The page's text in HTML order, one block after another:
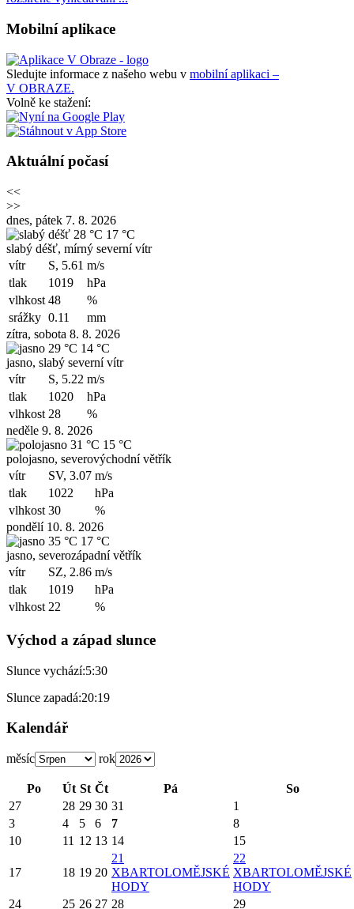
Mobilní aplikace
Sledujte informace z našeho webu v mobilní aplikaci –
V OBRAZE.
Volně ke stažení:
Aktuální počasí
<<
>>
dnes, pátek 7. 8. 2026
28 °C 17 °C
slabý déšť, mírný severní vítr
vítr
S, 5.61 m/s
tlak
1019
hPa
vlhkost 48
%
srážky 0.11
mm
zítra, sobota 8. 8. 2026
29 °C 14 °C
jasno, slabý severní vítr
vítr
S, 5.22 m/s
tlak
1020
hPa
vlhkost 28
%
neděle 9. 8. 2026
31 °C 15 °C
polojasno, severovýchodní větřík
vítr
SV, 3.07 m/s
tlak
1022
hPa
vlhkost 30
%
pondělí 10. 8. 2026
35 °C 17 °C
jasno, severozápadní větřík
vítr
SZ, 2.86 m/s
tlak
1019
hPa
vlhkost 22 %
Východ a západ slunce
Slunce vychází:5:30
Slunce zapadá:20:19
Kalendář
měsíc rok
Po Út St Čt Pá
So
27
28 29 30 31
1
3
4 5 6 7
8
10
11 12 13 14 15
17 18 19 20
21
XBARTOLOMĚJSKÉ
HODY
22
XBARTOLOMĚJSKÉ
HODY
24
25 26 27 28 29